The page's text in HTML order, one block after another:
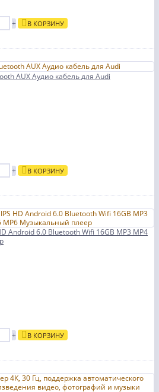
+ В КОРЗИНУ
AUX Аудио кабель для Audi
+ В КОРЗИНУ
Android 6.0 Bluetooth Wifi 16GB MP3 MP4
+ В КОРЗИНУ